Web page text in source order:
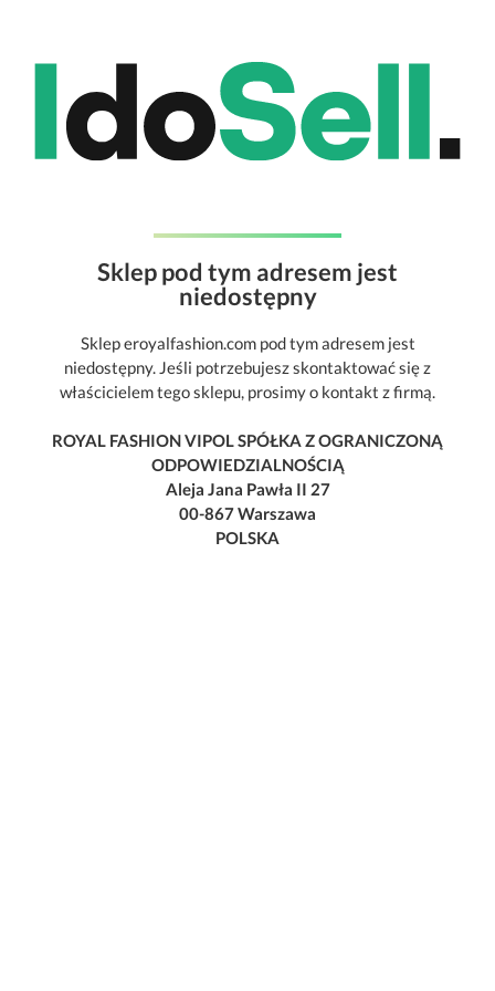
Sklep pod tym adresem jest
niedostępny
Sklep eroyalfashion.com pod tym adresem jest
niedostępny. Jeśli potrzebujesz skontaktować się z
właścicielem tego sklepu, prosimy o kontakt z firmą.
ROYAL FASHION VIPOL SPÓŁKA Z OGRANICZONĄ
ODPOWIEDZIALNOŚCIĄ
Aleja Jana Pawła II 27
00-867 Warszawa
POLSKA